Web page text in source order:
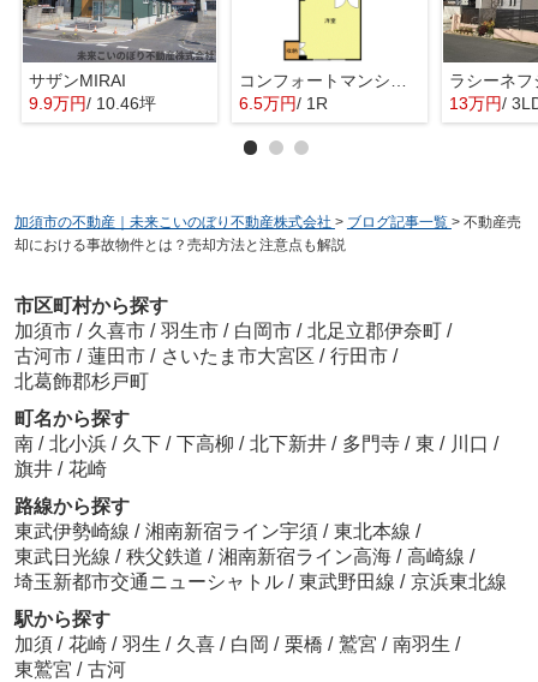
サザンMIRAI
9.9万円/ 10.46坪
6.5万円/ 1R
ラシーネ
13万円/
加須市の不動産｜未来こいのぼり不動産株式会社 > ブログ記事一覧 > 不動産売
却における事故物件とは？売却方法と注意点も解説
市区町村から探す
加須市 / 久喜市 / 羽生市 / 白岡市 / 北足立郡伊奈町 /
古河市 / 蓮田市 / さいたま市大宮区 / 行田市 /
北葛飾郡杉戸町
町名から探す
南 / 北小浜 / 久下 / 下高柳 / 北下新井 / 多門寺 / 東 / 川口 /
旗井 / 花崎
路線から探す
東武伊勢崎線 / 湘南新宿ライン宇須 / 東北本線 /
東武日光線 / 秩父鉄道 / 湘南新宿ライン高海 / 高崎線 /
埼玉新都市交通ニューシャトル / 東武野田線 / 京浜東北線
駅から探す
加須 / 花崎 / 羽生 / 久喜 / 白岡 / 栗橋 / 鷲宮 / 南羽生 /
東鷲宮 / 古河